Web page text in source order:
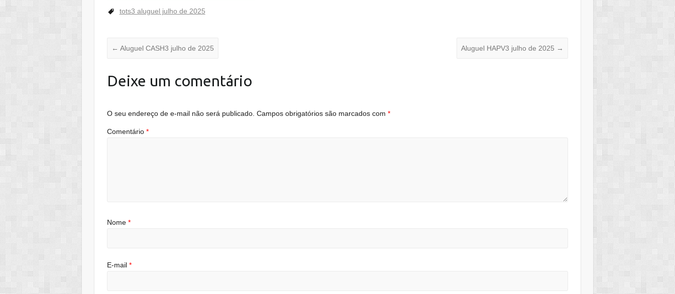
tots3 aluguel julho de 2025
← Aluguel CASH3 julho de 2025 Aluguel HAPV3 julho de 2025 →
Deixe um comentário
O seu endereço de e-mail não será publicado. Campos obrigatórios são marcados com *
Comentário *
Nome *
E-mail *